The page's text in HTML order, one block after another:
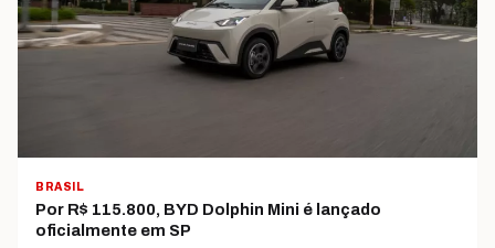
BRASIL
Por R$ 115.800, BYD Dolphin Mini é lançado
oficialmente em SP